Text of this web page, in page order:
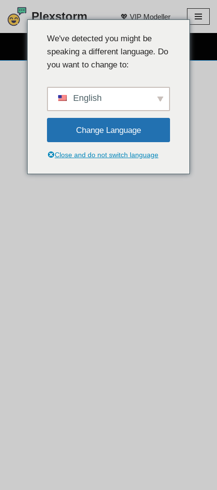
İçeriğe
Plexstorm 💖 VIP Modeller
We've detected you might be
speaking a different language. Do
you want to change to:
English
Change Language
Close and do not switch language